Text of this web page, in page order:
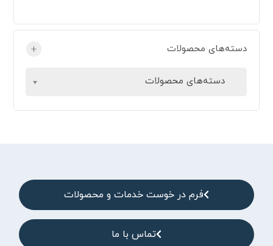
دسته‌های محصولات +
دسته‌های محصولات
فرم در خوست خدمات و محصولات
تماس با ما